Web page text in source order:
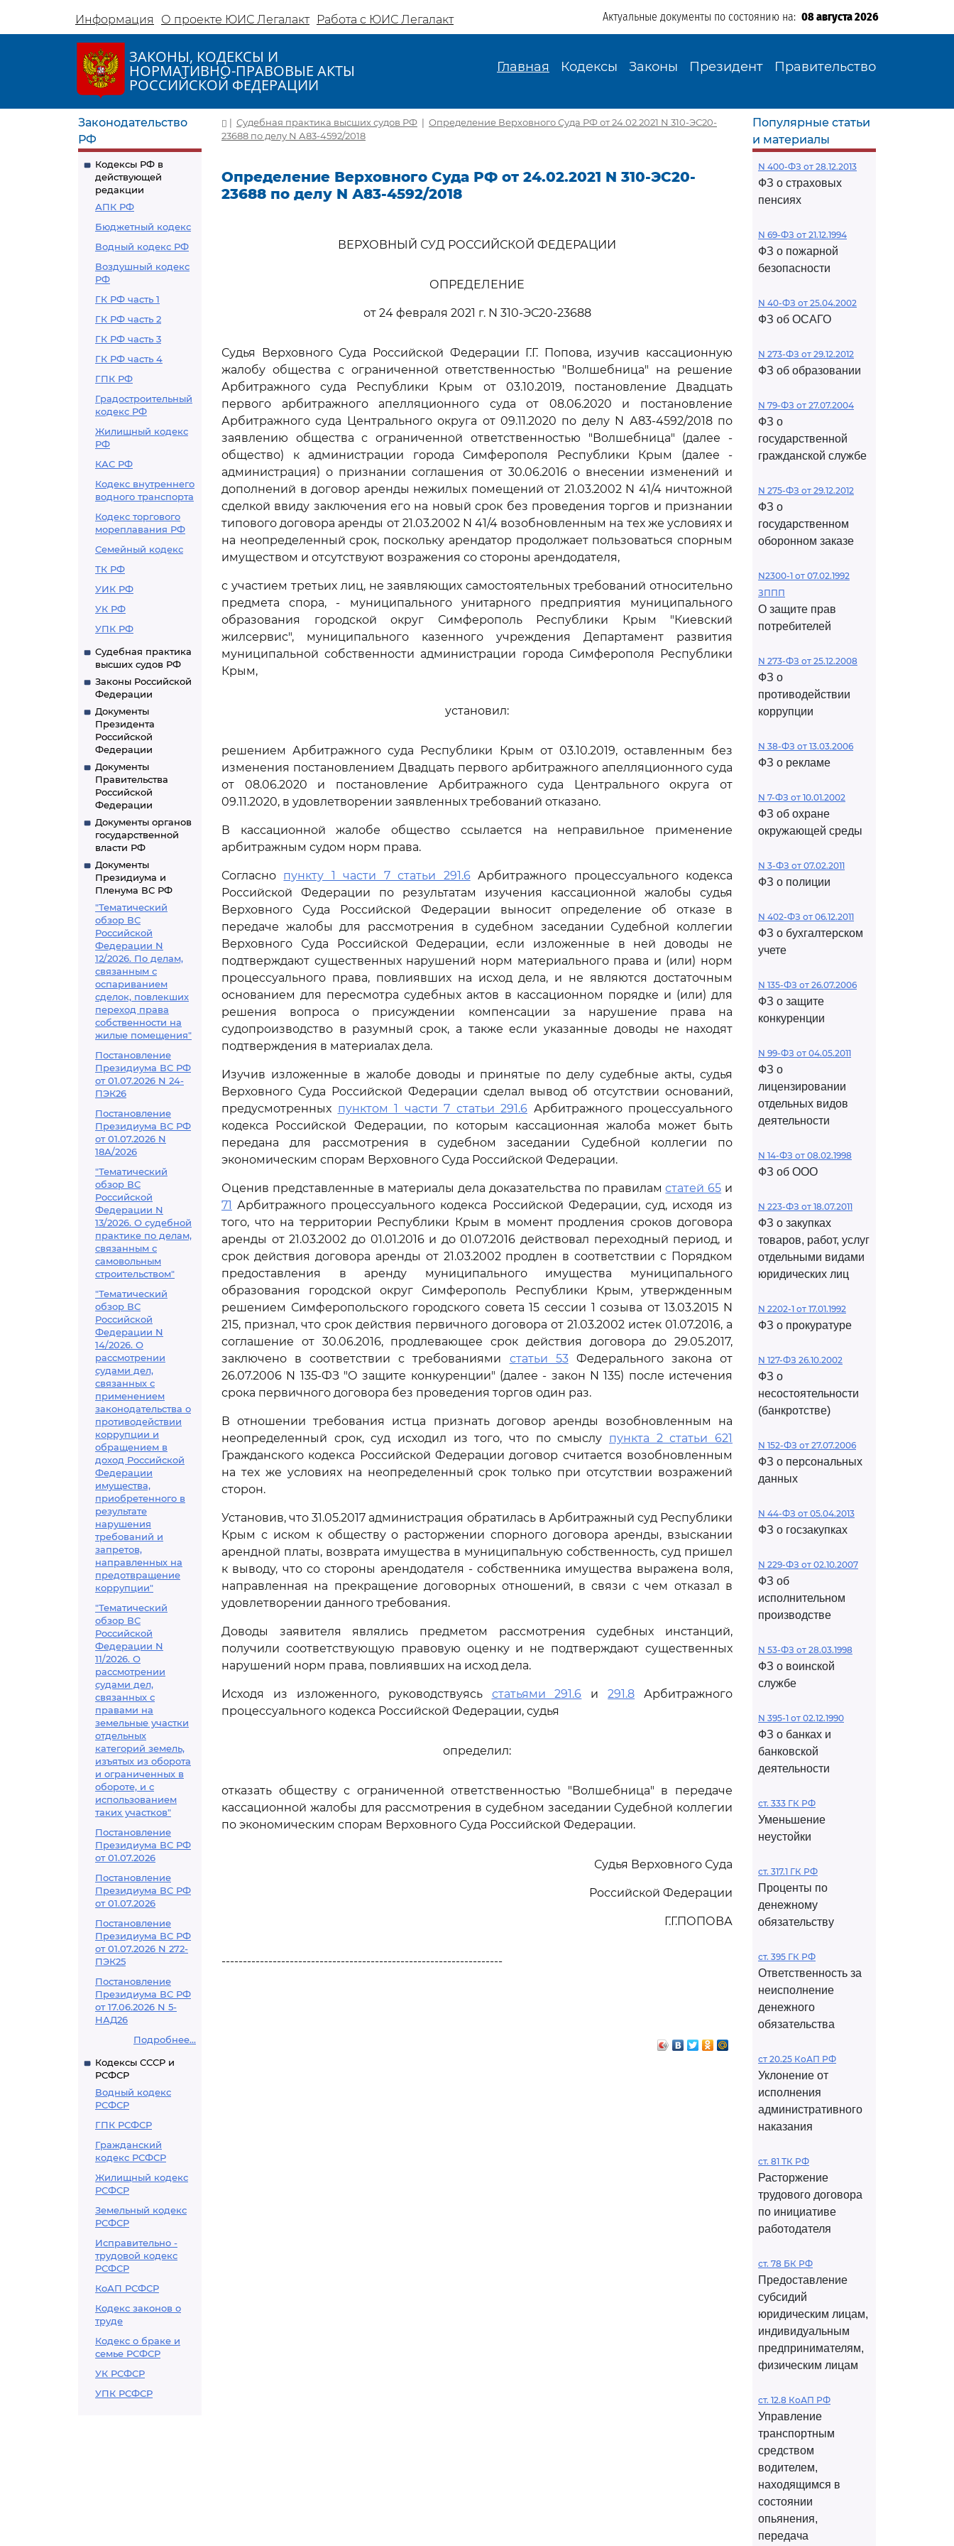
Информация О проекте ЮИС Легалакт Работа с ЮИС Легалакт Актуальные документы по состоянию на: 08 августа 2026
ЗАКОНЫ, КОДЕКСЫ И
НОРМАТИВНО-ПРАВОВЫЕ АКТЫ
РОССИЙСКОЙ ФЕДЕРАЦИИ
Главная Кодексы Законы Президент Правительство
Законодательство
РФ
Кодексы РФ в
действующей
редакции
АПК РФ
Бюджетный кодекс
Водный кодекс РФ
Воздушный кодекс
РФ
ГК РФ часть 1
ГК РФ часть 2
ГК РФ часть 3
ГК РФ часть 4
ГПК РФ
Градостроительный
кодекс РФ
Жилищный кодекс
РФ
КАС РФ
Кодекс внутреннего
водного транспорта
Кодекс торгового
мореплавания РФ
Семейный кодекс
ТК РФ
УИК РФ
УК РФ
УПК РФ
Судебная практика
высших судов РФ
Законы Российской
Федерации
Документы
Президента
Российской
Федерации
Документы
Правительства
Российской
Федерации
Документы органов
государственной
власти РФ
Документы
Президиума и
Пленума ВС РФ
"Тематический
обзор ВС
Российской
Федерации N
12/2026. По делам,
связанным с
оспариванием
сделок, повлекших
переход права
собственности на
жилые помещения"
Постановление
Президиума ВС РФ
от 01.07.2026 N 24-
ПЭК26
Постановление
Президиума ВС РФ
от 01.07.2026 N
18А/2026
"Тематический
обзор ВС
Российской
Федерации N
13/2026. О судебной
практике по делам,
связанным с
самовольным
строительством"
"Тематический
обзор ВС
Российской
Федерации N
14/2026. О
рассмотрении
судами дел,
связанных с
применением
законодательства о
противодействии
коррупции и
обращением в
доход Российской
Федерации
имущества,
приобретенного в
результате
нарушения
требований и
запретов,
направленных на
предотвращение
коррупции"
"Тематический
обзор ВС
Российской
Федерации N
11/2026. О
рассмотрении
судами дел,
связанных с
правами на
земельные участки
отдельных
категорий земель,
изъятых из оборота
и ограниченных в
обороте, и с
использованием
таких участков"
Постановление
Президиума ВС РФ
от 01.07.2026
Постановление
Президиума ВС РФ
от 01.07.2026
Постановление
Президиума ВС РФ
от 01.07.2026 N 272-
ПЭК25
Постановление
Президиума ВС РФ
от 17.06.2026 N 5-
НАД26
Подробнее...
Кодексы СССР и
РСФСР
Водный кодекс
РСФСР
ГПК РСФСР
Гражданский
кодекс РСФСР
Жилищный кодекс
РСФСР
Земельный кодекс
РСФСР
Исправительно -
трудовой кодекс
РСФСР
КоАП РСФСР
Кодекс законов о
труде
Кодекс о браке и
семье РСФСР
УК РСФСР
УПК РСФСР
| Судебная практика высших судов РФ | Определение Верховного Суда РФ от 24.02.2021 N 310-ЭС20-
23688 по делу N А83-4592/2018
Определение Верховного Суда РФ от 24.02.2021 N 310-ЭС20-
23688 по делу N А83-4592/2018
ВЕРХОВНЫЙ СУД РОССИЙСКОЙ ФЕДЕРАЦИИ
ОПРЕДЕЛЕНИЕ
от 24 февраля 2021 г. N 310-ЭС20-23688
Судья Верховного Суда Российской Федерации Г.Г. Попова, изучив кассационную
жалобу общества с ограниченной ответственностью "Волшебница" на решение
Арбитражного суда Республики Крым от 03.10.2019, постановление Двадцать
первого арбитражного апелляционного суда от 08.06.2020 и постановление
Арбитражного суда Центрального округа от 09.11.2020 по делу N А83-4592/2018 по
заявлению общества с ограниченной ответственностью "Волшебница" (далее -
общество) к администрации города Симферополя Республики Крым (далее -
администрация) о признании соглашения от 30.06.2016 о внесении изменений и
дополнений в договор аренды нежилых помещений от 21.03.2002 N 41/4 ничтожной
сделкой ввиду заключения его на новый срок без проведения торгов и признании
типового договора аренды от 21.03.2002 N 41/4 возобновленным на тех же условиях и
на неопределенный срок, поскольку арендатор продолжает пользоваться спорным
имуществом и отсутствуют возражения со стороны арендодателя,
с участием третьих лиц, не заявляющих самостоятельных требований относительно
предмета спора, - муниципального унитарного предприятия муниципального
образования городской округ Симферополь Республики Крым "Киевский
жилсервис", муниципального казенного учреждения Департамент развития
муниципальной собственности администрации города Симферополя Республики
Крым,
установил:
решением Арбитражного суда Республики Крым от 03.10.2019, оставленным без
изменения постановлением Двадцать первого арбитражного апелляционного суда
от 08.06.2020 и постановление Арбитражного суда Центрального округа от
09.11.2020, в удовлетворении заявленных требований отказано.
В кассационной жалобе общество ссылается на неправильное применение
арбитражным судом норм права.
Согласно пункту 1 части 7 статьи 291.6Арбитражного процессуального кодекса
Российской Федерации по результатам изучения кассационной жалобы судья
Верховного Суда Российской Федерации выносит определение об отказе в
передаче жалобы для рассмотрения в судебном заседании Судебной коллегии
Верховного Суда Российской Федерации, если изложенные в ней доводы не
подтверждают существенных нарушений норм материального права и (или) норм
процессуального права, повлиявших на исход дела, и не являются достаточным
основанием для пересмотра судебных актов в кассационном порядке и (или) для
решения вопроса о присуждении компенсации за нарушение права на
судопроизводство в разумный срок, а также если указанные доводы не находят
подтверждения в материалах дела.
Изучив изложенные в жалобе доводы и принятые по делу судебные акты, судья
Верховного Суда Российской Федерации сделал вывод об отсутствии оснований,
предусмотренных пунктом 1 части 7 статьи 291.6 Арбитражного процессуального
кодекса Российской Федерации, по которым кассационная жалоба может быть
передана для рассмотрения в судебном заседании Судебной коллегии по
экономическим спорам Верховного Суда Российской Федерации.
Оценив представленные в материалы дела доказательства по правиламстатей 65 и
71 Арбитражного процессуального кодекса Российской Федерации, суд, исходя из
того, что на территории Республики Крым в момент продления сроков договора
аренды от 21.03.2002 до 01.01.2016 и до 01.07.2016 действовал переходный период, и
срок действия договора аренды от 21.03.2002 продлен в соответствии с Порядком
предоставления в аренду муниципального имущества муниципального
образования городской округ Симферополь Республики Крым, утвержденным
решением Симферопольского городского совета 15 сессии 1 созыва от 13.03.2015 N
215, признал, что срок действия первичного договора от 21.03.2002 истек 01.07.2016, а
соглашение от 30.06.2016, продлевающее срок действия договора до 29.05.2017,
заключено в соответствии с требованиями статьи 53Федерального закона от
26.07.2006 N 135-ФЗ "О защите конкуренции" (далее - закон N 135) после истечения
срока первичного договора без проведения торгов один раз.
В отношении требования истца признать договор аренды возобновленным на
неопределенный срок, суд исходил из того, что по смыслу пункта 2 статьи 621
Гражданского кодекса Российской Федерации договор считается возобновленным
на тех же условиях на неопределенный срок только при отсутствии возражений
сторон.
Установив, что 31.05.2017 администрация обратилась в Арбитражный суд Республики
Крым с иском к обществу о расторжении спорного договора аренды, взыскании
арендной платы, возврата имущества в муниципальную собственность, суд пришел
к выводу, что со стороны арендодателя - собственника имущества выражена воля,
направленная на прекращение договорных отношений, в связи с чем отказал в
удовлетворении данного требования.
Доводы заявителя являлись предметом рассмотрения судебных инстанций,
получили соответствующую правовую оценку и не подтверждают существенных
нарушений норм права, повлиявших на исход дела.
Исходя из изложенного, руководствуясь статьями 291.6 и291.8 Арбитражного
процессуального кодекса Российской Федерации, судья
определил:
отказать обществу с ограниченной ответственностью "Волшебница" в передаче
кассационной жалобы для рассмотрения в судебном заседании Судебной коллегии
по экономическим спорам Верховного Суда Российской Федерации.
Судья Верховного Суда
Российской Федерации
Г.Г.ПОПОВА
------------------------------------------------------------------
Популярные статьи
и материалы
N 400-ФЗ от 28.12.2013
ФЗ о страховых
пенсиях
N 69-ФЗ от 21.12.1994
ФЗ о пожарной
безопасности
N 40-ФЗ от 25.04.2002
ФЗ об ОСАГО
N 273-ФЗ от 29.12.2012
ФЗ об образовании
N 79-ФЗ от 27.07.2004
ФЗ о
государственной
гражданской службе
N 275-ФЗ от 29.12.2012
ФЗ о
государственном
оборонном заказе
N2300-1 от 07.02.1992
ЗППП
О защите прав
потребителей
N 273-ФЗ от 25.12.2008
ФЗ о
противодействии
коррупции
N 38-ФЗ от 13.03.2006
ФЗ о рекламе
N 7-ФЗ от 10.01.2002
ФЗ об охране
окружающей среды
N 3-ФЗ от 07.02.2011
ФЗ о полиции
N 402-ФЗ от 06.12.2011
ФЗ о бухгалтерском
учете
N 135-ФЗ от 26.07.2006
ФЗ о защите
конкуренции
N 99-ФЗ от 04.05.2011
ФЗ о
лицензировании
отдельных видов
деятельности
N 14-ФЗ от 08.02.1998
ФЗ об ООО
N 223-ФЗ от 18.07.2011
ФЗ о закупках
товаров, работ, услуг
отдельными видами
юридических лиц
N 2202-1 от 17.01.1992
ФЗ о прокуратуре
N 127-ФЗ 26.10.2002
ФЗ о
несостоятельности
(банкротстве)
N 152-ФЗ от 27.07.2006
ФЗ о персональных
данных
N 44-ФЗ от 05.04.2013
ФЗ о госзакупках
N 229-ФЗ от 02.10.2007
ФЗ об
исполнительном
производстве
N 53-ФЗ от 28.03.1998
ФЗ о воинской
службе
N 395-1 от 02.12.1990
ФЗ о банках и
банковской
деятельности
ст. 333 ГК РФ
Уменьшение
неустойки
ст. 317.1 ГК РФ
Проценты по
денежному
обязательству
ст. 395 ГК РФ
Ответственность за
неисполнение
денежного
обязательства
ст 20.25 КоАП РФ
Уклонение от
исполнения
административного
наказания
ст. 81 ТК РФ
Расторжение
трудового договора
по инициативе
работодателя
ст. 78 БК РФ
Предоставление
субсидий
юридическим лицам,
индивидуальным
предпринимателям,
физическим лицам
ст. 12.8 КоАП РФ
Управление
транспортным
средством
водителем,
находящимся в
состоянии
опьянения,
передача